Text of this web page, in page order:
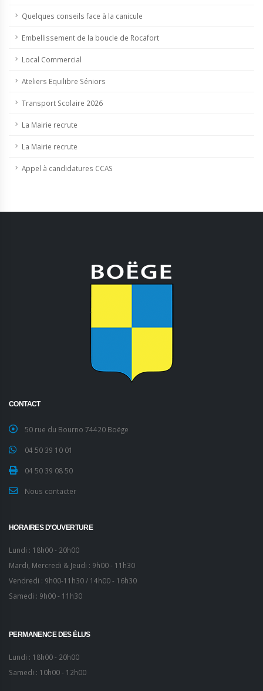
Quelques conseils face à la canicule
Embellissement de la boucle de Rocafort
Local Commercial
Ateliers Equilibre Séniors
Transport Scolaire 2026
La Mairie recrute
La Mairie recrute
Appel à candidatures CCAS
CONTACT
50 rue du Bourno 74420 Boëge
04 50 39 10 01
04 50 39 08 50
Nous contacter
HORAIRES D’OUVERTURE
Lundi : 18h00 - 20h00
Mardi, Mercredi & Jeudi : 9h00 - 11h30
Vendredi : 9h00-11h30 / 14h00 - 16h30
Samedi : 9h00 - 11h30
PERMANENCE DES ÉLUS
Lundi : 18h00 - 20h00
Samedi : 10h00 - 12h00